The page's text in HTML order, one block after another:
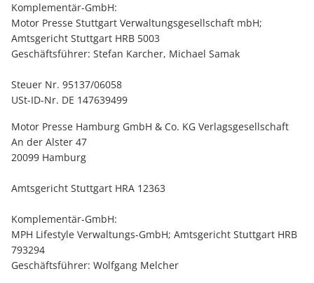
Komplementär-GmbH:
Motor Presse Stuttgart Verwaltungsgesellschaft mbH;
Amtsgericht Stuttgart HRB 5003
Geschäftsführer: Stefan Karcher, Michael Samak
Steuer Nr. 95137/06058
USt-ID-Nr. DE 147639499
Motor Presse Hamburg GmbH & Co. KG Verlagsgesellschaft
An der Alster 47
20099 Hamburg
Amtsgericht Stuttgart HRA 12363
Komplementär-GmbH:
MPH Lifestyle Verwaltungs-GmbH; Amtsgericht Stuttgart HRB
793294
Geschäftsführer: Wolfgang Melcher